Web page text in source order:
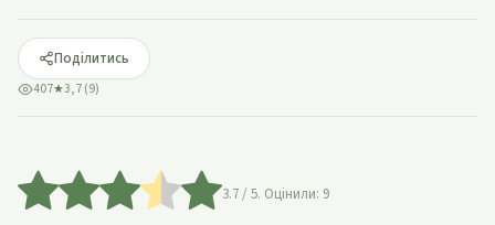
Поділитись
407★3,7 (9)
3.7/ 5. Оцінили: 9